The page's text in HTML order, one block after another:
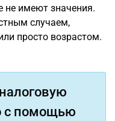
не имеют значения.
случаем,
просто возрастом.
с помощью